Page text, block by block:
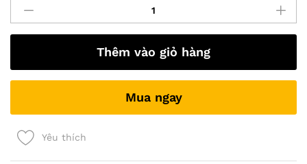
chuyển
ATA
ra
8
PIN
quantity
Thêm vào giỏ hàng
Mua ngay
Yêu thích